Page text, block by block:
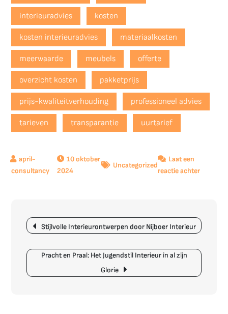
interieuradvies kosten
kosten interieuradvies materiaalkosten
meerwaarde meubels offerte
overzicht kosten pakketprijs
prijs-kwaliteitverhouding professioneel advies
tarieven transparantie uurtarief
10 oktober
2024
Uncategorized
Laat een
reactie achterop
Wat
u
Berichtnavigatie
Stijlvolle Interieurontwerpen door Nijboer Interieur
Pracht en Praal: Het Jugendstil Interieur in al zijn
Glorie